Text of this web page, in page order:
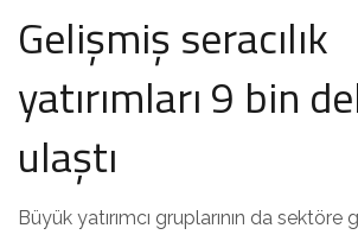
Gelişmiş seracılık
yatırımları 9 bin
ulaştı
Büyük yatırımcı gruplarının da sektöre